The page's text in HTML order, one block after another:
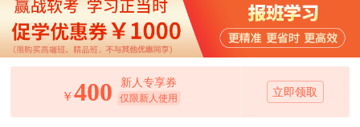
￥400 新人专享券
仅限新人使用 立即领取